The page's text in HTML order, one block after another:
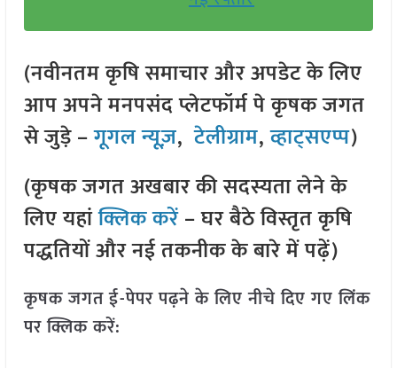
(नवीनतम कृषि समाचार और अपडेट के लिए
आप अपने मनपसंद प्लेटफॉर्म पे कृषक जगत
से जुड़े –गूगल न्यूज़,टेलीग्राम,व्हाट्सएप्प)
(कृषक जगत अखबार की सदस्यता लेने के
लिए यहांक्लिक करें– घर बैठे विस्तृत कृषि
पद्धतियों और नई तकनीक के बारे में पढ़ें)
कृषक जगत ई-पेपर पढ़ने के लिए नीचे दिए गए लिंक
पर क्लिक करें: